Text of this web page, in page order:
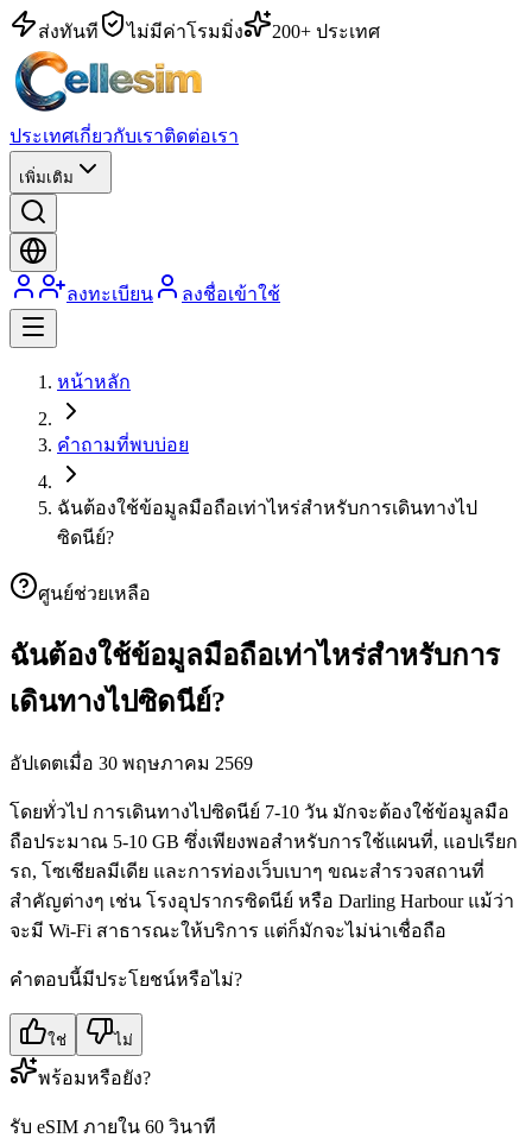
ส่งทันที ไม่มีค่าโรมมิ่ง 200+ ประเทศ
ประเทศเกี่ยวกับเราติดต่อเรา
เพิ่มเติม
ลงทะเบียน ลงชื่อเข้าใช้
หน้าหลัก
คำถามที่พบบ่อย
ฉันต้องใช้ข้อมูลมือถือเท่าไหร่สำหรับการเดินทางไป
ซิดนีย์?
ศูนย์ช่วยเหลือ
ฉันต้องใช้ข้อมูลมือถือเท่าไหร่สำหรับการ
เดินทางไปซิดนีย์?
อัปเดตเมื่อ 30 พฤษภาคม 2569
โดยทั่วไป การเดินทางไปซิดนีย์ 7-10 วัน มักจะต้องใช้ข้อมูลมือ
ถือประมาณ 5-10 GB ซึ่งเพียงพอสำหรับการใช้แผนที่, แอปเรียก
รถ, โซเชียลมีเดีย และการท่องเว็บเบาๆ ขณะสำรวจสถานที่
สำคัญต่างๆ เช่น โรงอุปรากรซิดนีย์ หรือ Darling Harbour แม้ว่า
จะมี Wi-Fi สาธารณะให้บริการ แต่ก็มักจะไม่น่าเชื่อถือ
คำตอบนี้มีประโยชน์หรือไม่?
ใช่ ไม่
พร้อมหรือยัง?
รับ eSIM ภายใน 60 วินาที